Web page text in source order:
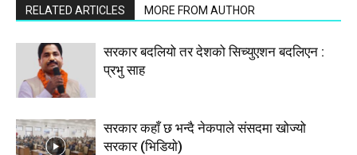
RELATED ARTICLES MORE FROM AUTHOR
सरकार बदलियो तर देशको सिच्युएशन बदलिएन :
प्रभु साह
सरकार कहाँ छ भन्दै नेकपाले संसदमा खोज्यो
सरकार (भिडियाे)